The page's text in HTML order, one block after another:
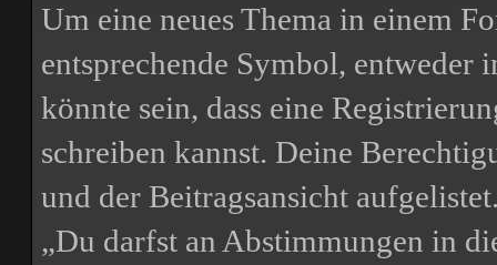
Um eine neues Thema in einem
entsprechende Symbol, entweder
könnte sein, dass eine
schreiben kannst. Deine
und der Beitragsansicht
„Du darfst an Abstimmungen in